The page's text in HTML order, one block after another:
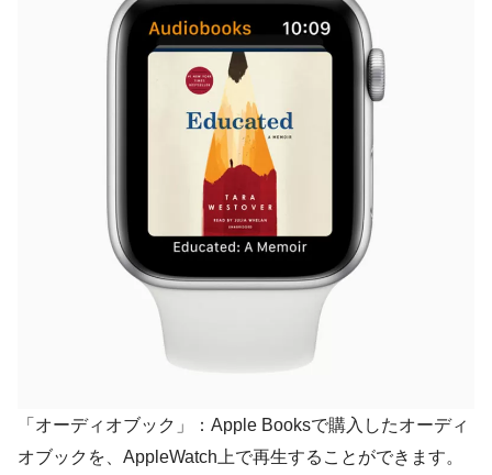
「オーディオブック」：Apple Booksで購入したオーディ
オブックを、AppleWatch上で再生することができます。